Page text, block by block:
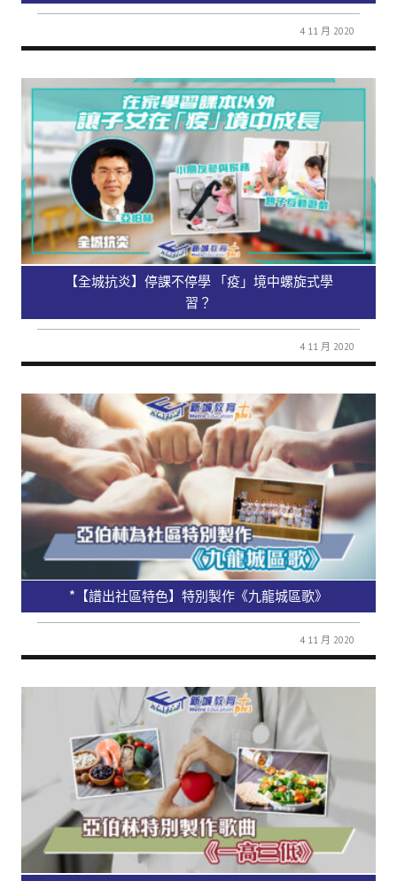
4 11 月 2020
【全城抗炎】停課不停學 「疫」境中螺旋式學
習？
4 11 月 2020
*【譜出社區特色】特別製作《九龍城區歌》
4 11 月 2020